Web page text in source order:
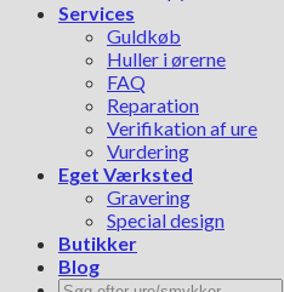
Services
Guldkøb
Huller i ørerne
FAQ
Reparation
Verifikation af ure
Vurdering
Eget Værksted
Gravering
Special design
Butikker
Blog